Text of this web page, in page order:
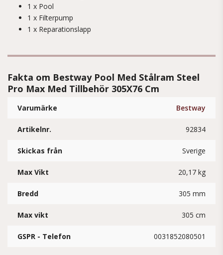
1 x Pool
1 x Filterpump
1 x Reparationslapp
Fakta om Bestway Pool Med Stålram Steel
Pro Max Med Tillbehör 305X76 Cm
Varumärke Bestway
Artikelnr. 92834
Skickas från Sverige
Max Vikt 20,17 kg
Bredd 305 mm
Max vikt 305 cm
GSPR - Telefon 0031852080501